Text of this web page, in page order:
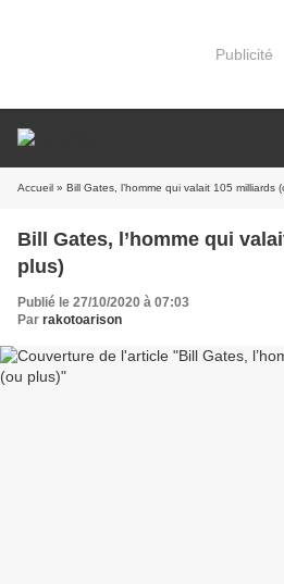
Publicité
Accueil » Bill Gates, l’homme qui valait 105 milliards
Bill Gates, l’homme qui
plus)
Publié le 27/10/2020 à 07:03
Par rakotoarison